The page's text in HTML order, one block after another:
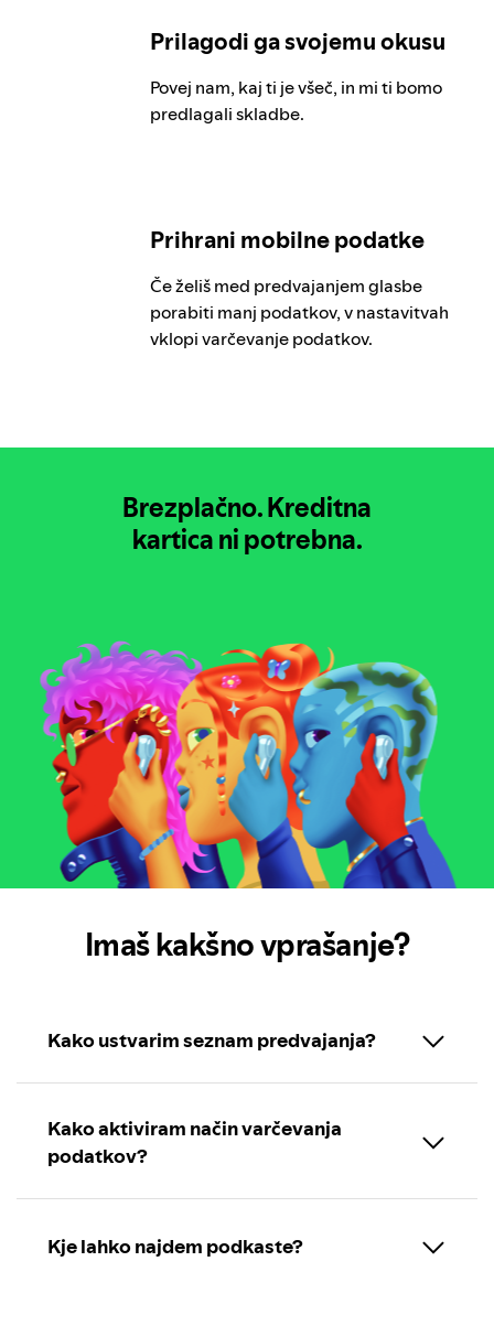
Prilagodi ga svojemu okusu
Povej nam, kaj ti je všeč, in mi ti bomo
predlagali skladbe.
Prihrani mobilne podatke
Če želiš med predvajanjem glasbe
porabiti manj podatkov, v nastavitvah
vklopi varčevanje podatkov.
Brezplačno.Kreditna
kartica ni potrebna.
Imaš kakšno vprašanje?
Kako ustvarim seznam predvajanja?
Kako aktiviram način varčevanja
podatkov?
Kje lahko najdem podkaste?